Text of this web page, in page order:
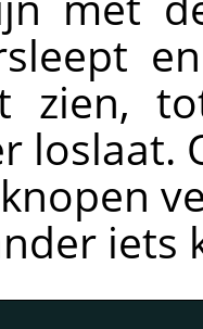
zien,
loslaat.
iets